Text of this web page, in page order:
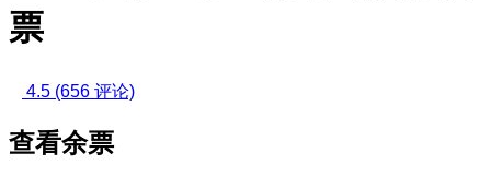
票
4.5 (656 评论)
查看余票